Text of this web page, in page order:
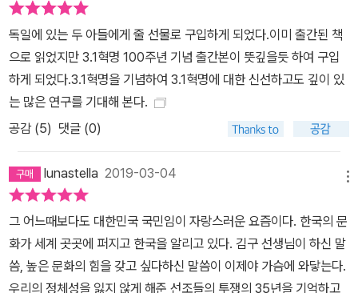
독일에 있는 두 아들에게 줄 선물로 구입하게 되었다.이미 출간된 책
으로 읽었지만 3.1혁명 100주년 기념 출간본이 뜻깊을듯 하여 구입
하게 되었다.3.1혁명을 기념하여 3.1혁명에 대한 신선하고도 깊이 있
는 많은 연구를 기대해 본다.
공감 (5) 댓글 (0)
lunastella 2019-03-04
그 어느때보다도 대한민국 국민임이 자랑스러운 요즘이다. 한국의 문
화가 세계 곳곳에 퍼지고 한국을 알리고 있다. 김구 선생님이 하신 말
씀, 높은 문화의 힘을 갖고 싶다하신 말씀이 이제야 가슴에 와닿는다.
우리의 정체성을 잃지 않게 해준 선조들의 투쟁의 35년을 기억하고